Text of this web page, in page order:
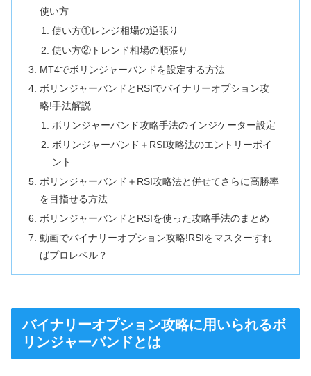
使い方
使い方①レンジ相場の逆張り
使い方②トレンド相場の順張り
MT4でボリンジャーバンドを設定する方法
ボリンジャーバンドとRSIでバイナリーオプション攻
略!手法解説
ボリンジャーバンド攻略手法のインジケーター設定
ボリンジャーバンド＋RSI攻略法のエントリーポイ
ント
ボリンジャーバンド＋RSI攻略法と併せてさらに高勝率
を目指せる方法
ボリンジャーバンドとRSIを使った攻略手法のまとめ
動画でバイナリーオプション攻略!RSIをマスターすれ
ばプロレベル？
バイナリーオプション攻略に用いられるボ
リンジャーバンドとは